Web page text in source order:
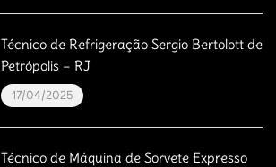
Técnico de Refrigeração Sergio Bertolott de
Petrópolis – RJ
17/04/2025
Técnico de Máquina de Sorvete Expresso